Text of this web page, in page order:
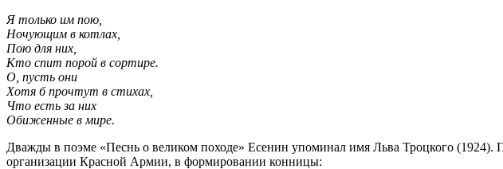
Я только им пою,
Ночующим в котлах,
Пою для них,
Кто спит порой в сортире.
О, пусть они
Хотя б прочтут в стихах,
Что есть за них
Обиженные в мире.
Дважды в поэме «Песнь о великом походе» Есенин упоминал имя Льва Троцкого
организации Красной Армии, в формировании конницы: